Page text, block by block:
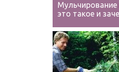
это такое и